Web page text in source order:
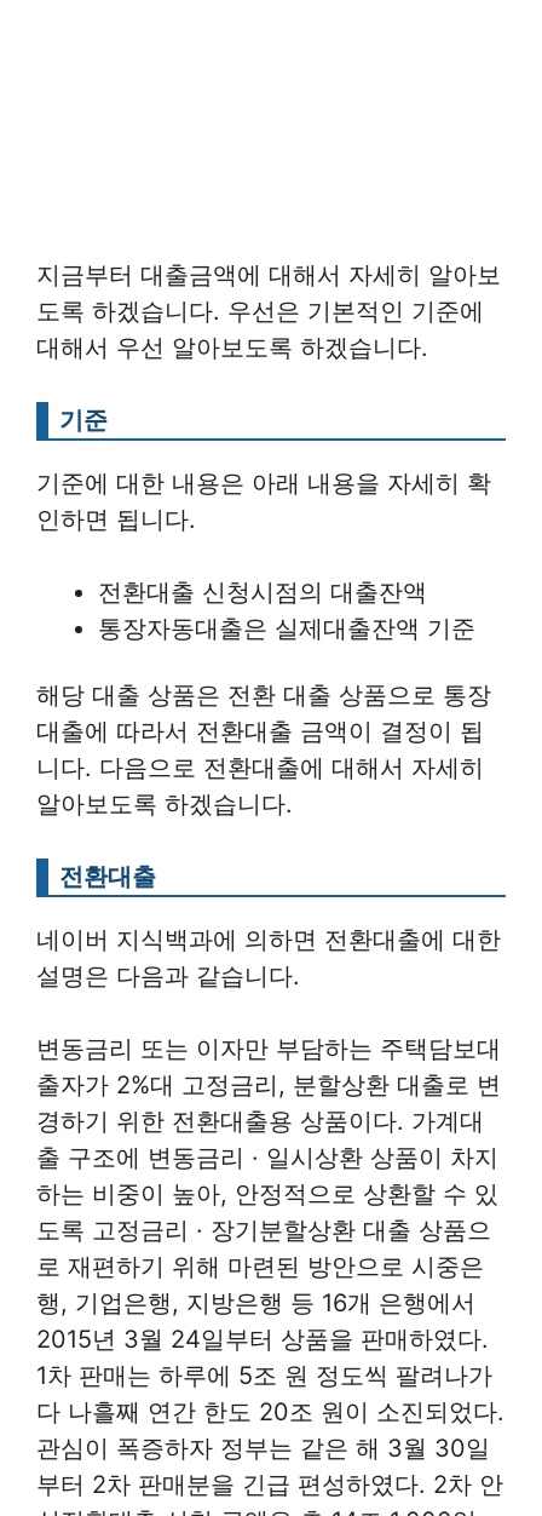
지금부터 대출금액에 대해서 자세히 알아보
도록 하겠습니다. 우선은 기본적인 기준에
대해서 우선 알아보도록 하겠습니다.
기준
기준에 대한 내용은 아래 내용을 자세히 확
인하면 됩니다.
전환대출 신청시점의 대출잔액
통장자동대출은 실제대출잔액 기준
해당 대출 상품은 전환 대출 상품으로 통장
대출에 따라서 전환대출 금액이 결정이 됩
니다. 다음으로 전환대출에 대해서 자세히
알아보도록 하겠습니다.
전환대출
네이버 지식백과에 의하면 전환대출에 대한
설명은 다음과 같습니다.
변동금리 또는 이자만 부담하는 주택담보대
출자가 2%대 고정금리, 분할상환 대출로 변
경하기 위한 전환대출용 상품이다. 가계대
출 구조에 변동금리 · 일시상환 상품이 차지
하는 비중이 높아, 안정적으로 상환할 수 있
도록 고정금리 · 장기분할상환 대출 상품으
로 재편하기 위해 마련된 방안으로 시중은
행, 기업은행, 지방은행 등 16개 은행에서
2015년 3월 24일부터 상품을 판매하였다.
1차 판매는 하루에 5조 원 정도씩 팔려나가
다 나흘째 연간 한도 20조 원이 소진되었다.
관심이 폭증하자 정부는 같은 해 3월 30일
부터 2차 판매분을 긴급 편성하였다. 2차 안